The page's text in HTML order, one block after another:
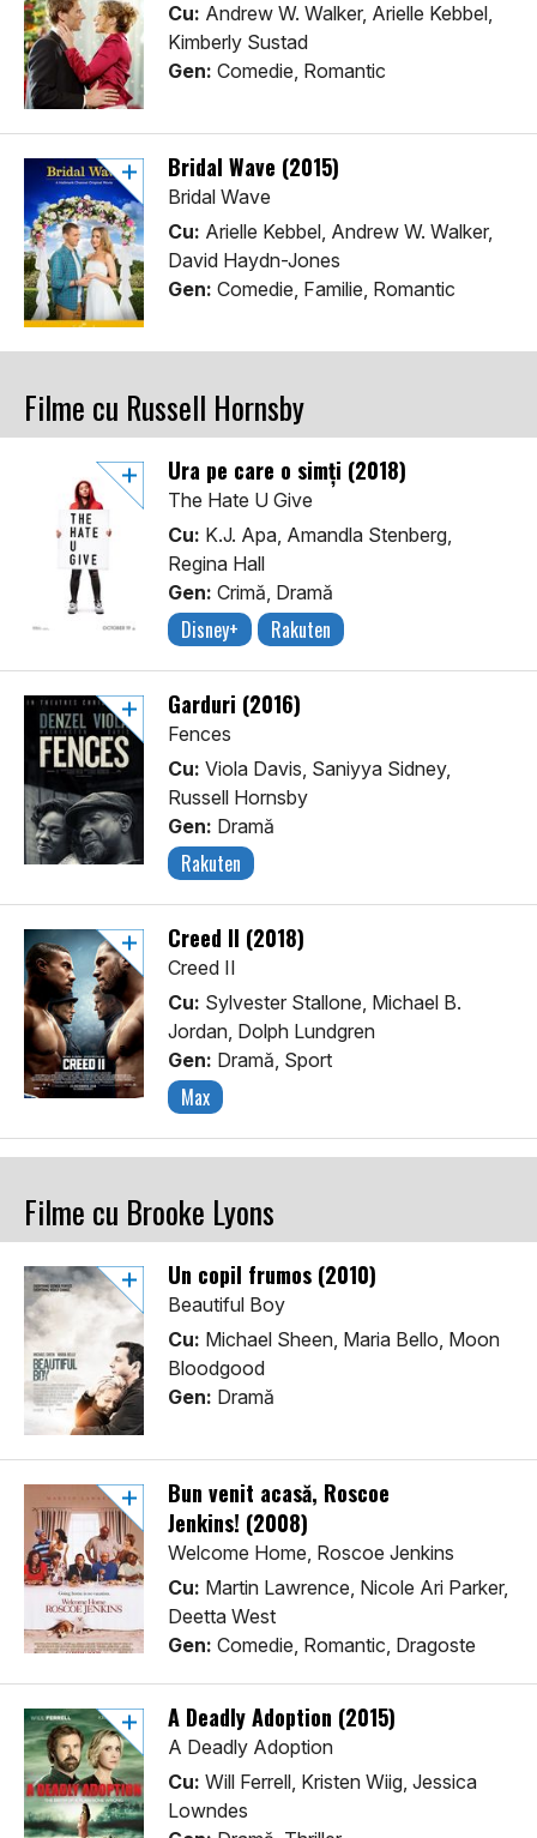
Cu: Andrew W. Walker, Arielle Kebbel,
Kimberly Sustad
Gen: Comedie, Romantic
Bridal Wave (2015)
Bridal Wave
Cu: Arielle Kebbel, Andrew W. Walker,
David Haydn-Jones
Gen: Comedie, Familie, Romantic
Filme cu Russell Hornsby
Ura pe care o simți (2018)
The Hate U Give
Cu: K.J. Apa, Amandla Stenberg,
Regina Hall
Gen: Crimă, Dramă
Disney+ Rakuten
Garduri (2016)
Fences
Cu: Viola Davis, Saniyya Sidney,
Russell Hornsby
Gen: Dramă
Rakuten
Creed II (2018)
Creed II
Cu: Sylvester Stallone, Michael B.
Jordan, Dolph Lundgren
Gen: Dramă, Sport
Max
Filme cu Brooke Lyons
Un copil frumos (2010)
Beautiful Boy
Cu: Michael Sheen, Maria Bello, Moon
Bloodgood
Gen: Dramă
Bun venit acasă, Roscoe
Jenkins! (2008)
Welcome Home, Roscoe Jenkins
Cu: Martin Lawrence, Nicole Ari Parker,
Deetta West
Gen: Comedie, Romantic, Dragoste
A Deadly Adoption (2015)
A Deadly Adoption
Cu: Will Ferrell, Kristen Wiig, Jessica
Lowndes